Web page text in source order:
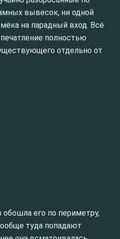
вывесок, ни одной
на парадный вход. Всё
полностью
отдельно от
обошла его по периметру,
туда попадают